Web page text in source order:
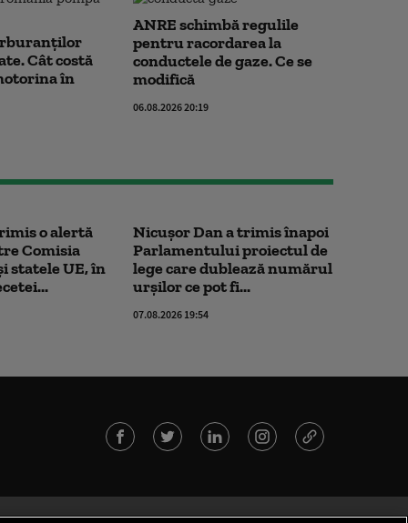
Cât costă
în
ANRE schimbă regulile
pentru racordarea la
conductele de gaze. Ce se
modifică
06.08.2026 20:19
o alertă
Comisia
statele UE, în
Nicușor Dan a trimis înapoi
Parlamentului proiectul de
lege care dublează numărul
urșilor ce pot fi...
07.08.2026 19:54